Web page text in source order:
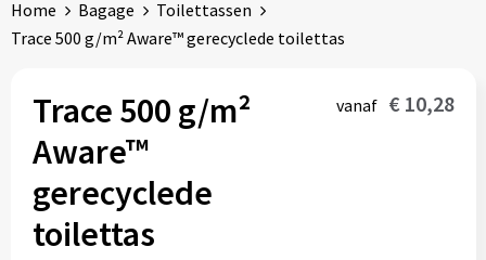
Sweaters en hoodies
Jassen
Badtextiel & douche
Eten & drinken
Snoepgoed
Waterflesjes
Schrijf & papierwaren
Home Bagage
Toilettassen
Trace 500 g/m² Aware™ gerecyclede toilettas
Trace 500 g/m²
Aware™
gerecyclede
toilettas
vanaf € 10,28